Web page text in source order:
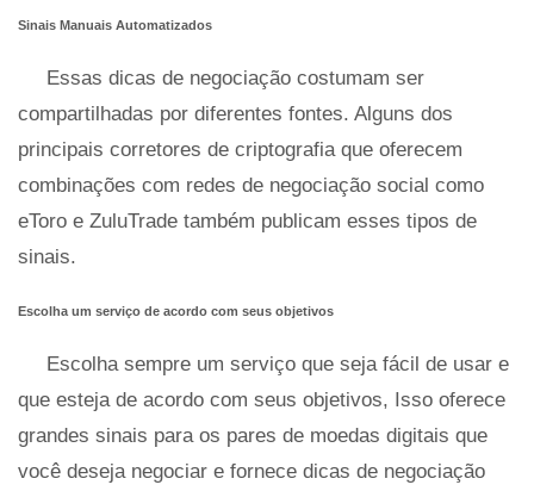
Sinais Manuais Automatizados
Essas dicas de negociação costumam ser
compartilhadas por diferentes fontes. Alguns dos
principais corretores de criptografia que oferecem
combinações com redes de negociação social como
eToro e ZuluTrade também publicam esses tipos de
sinais.
Escolha um serviço de acordo com seus objetivos
Escolha sempre um serviço que seja fácil de usar e
que esteja de acordo com seus objetivos, Isso oferece
grandes sinais para os pares de moedas digitais que
você deseja negociar e fornece dicas de negociação